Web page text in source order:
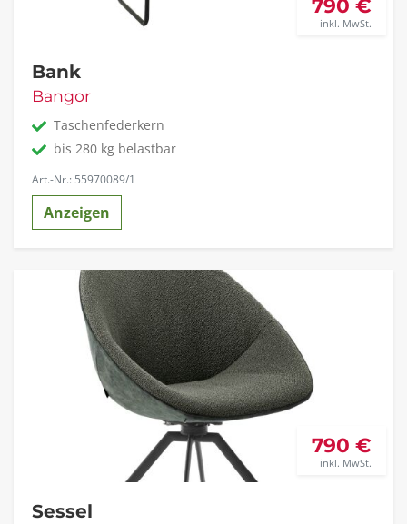
790 €
inkl. MwSt.
Bank
Bangor
Taschenfederkern
bis 280 kg belastbar
Art.-Nr.: 55970089/1
Anzeigen
790 €
inkl. MwSt.
Sessel